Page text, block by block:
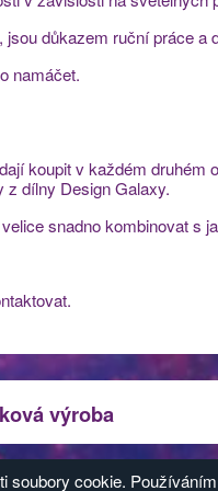
důkazem ruční práce a
namáčet.
koupit v každém druhém
dílny Design Galaxy.
snadno kombinovat s
výroba
cookie.